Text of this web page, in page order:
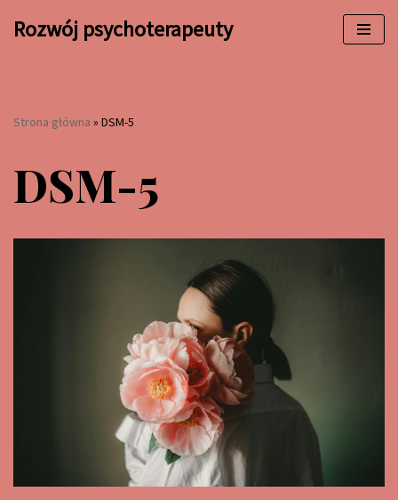
Rozwój psychoterapeuty
Strona główna » DSM-5
DSM-5